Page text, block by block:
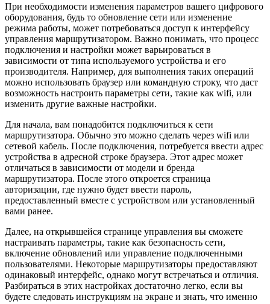
При необходимости изменения параметров вашего цифрового
оборудования, будь то обновление сети или изменение
режима работы, может потребоваться доступ к интерфейсу
управления маршрутизатором. Важно понимать, что процесс
подключения и настройки может варьироваться в
зависимости от типа используемого устройства и его
производителя. Например, для выполнения таких операций
можно использовать браузер или командную строку, что даст
возможность настроить параметры сети, такие как wifi, или
изменить другие важные настройки.
Для начала, вам понадобится подключиться к сети
маршрутизатора. Обычно это можно сделать через wifi или
сетевой кабель. После подключения, потребуется ввести адрес
устройства в адресной строке браузера. Этот адрес может
отличаться в зависимости от модели и бренда
маршрутизатора. После этого откроется страница
авторизации, где нужно будет ввести пароль,
предоставленный вместе с устройством или установленный
вами ранее.
Далее, на открывшейся странице управления вы сможете
настраивать параметры, такие как безопасность сети,
включение обновлений или управление подключенными
пользователями. Некоторые маршрутизаторы предоставляют
одинаковый интерфейс, однако могут встречаться и отличия.
Разбираться в этих настройках достаточно легко, если вы
будете следовать инструкциям на экране и знать, что именно